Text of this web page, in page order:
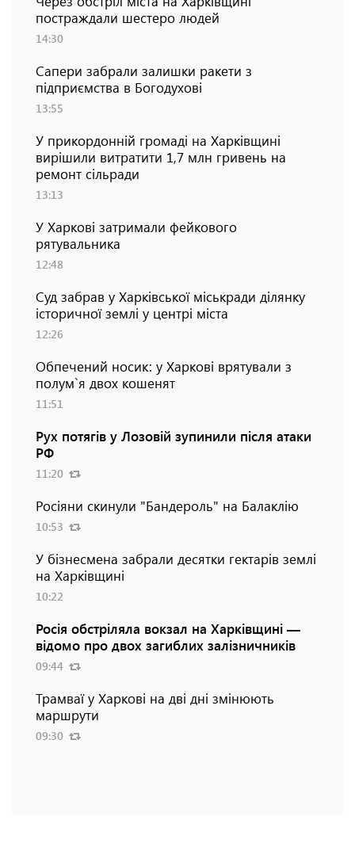
постраждали шестеро людей
14:30
Сапери забрали залишки ракети з
підприємства в Богодухові
13:55
У прикордонній громаді на Харківщині
вирішили витратити 1,7 млн гривень на
ремонт сільради
13:13
У Харкові затримали фейкового
рятувальника
12:48
Суд забрав у Харківської міськради ділянку
історичної землі у центрі міста
12:26
Обпечений носик: у Харкові врятували з
полум`я двох кошенят
11:51
Рух потягів у Лозовій зупинили після атаки
РФ
11:20
Росіяни скинули "Бандероль" на Балаклію
10:53
У бізнесмена забрали десятки гектарів землі
на Харківщині
10:22
Росія обстріляла вокзал на Харківщині —
відомо про двох загиблих залізничників
09:44
Трамваї у Харкові на дві дні змінюють
маршрути
09:30